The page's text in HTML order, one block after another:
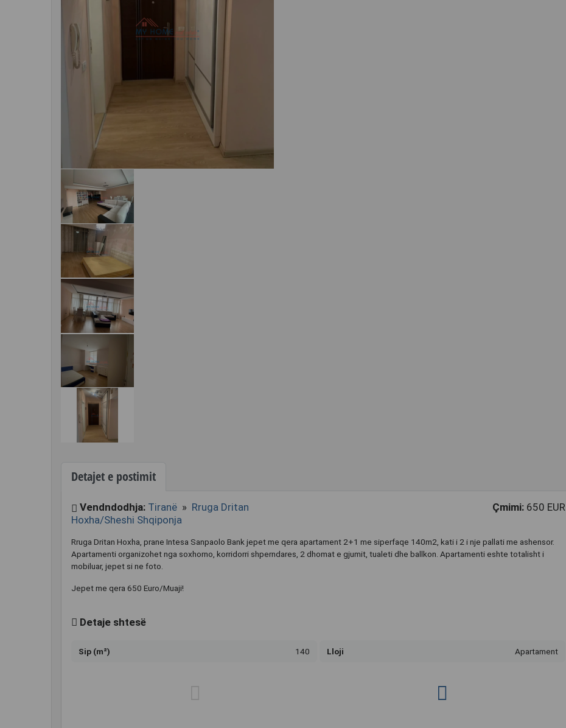
Detajet e postimit
Vendndodhja: Tiranë » Rruga Dritan
Hoxha/Sheshi Shqiponja
Çmimi: 650 EUR
Rruga Dritan Hoxha, prane Intesa Sanpaolo Bank jepet me qera apartament 2+1 me siperfaqe 140m2, kati i 2 i nje pallati me ashensor.
Apartamenti organizohet nga soxhorno, korridorri shperndares, 2 dhomat e gjumit, tualeti dhe ballkon. Apartamenti eshte totalisht i
mobiluar, jepet si ne foto.
Jepet me qera 650 Euro/Muaji!
Detaje shtesë
Sip (m²) 140 Lloji Apartament